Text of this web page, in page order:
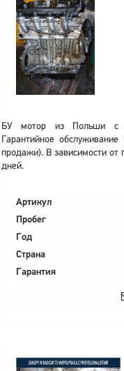
БУ мотор из Польши с
Гарантийное
продажи). В зависимости от
дней.
Артикул
Пробег
Год
Страна
Гарантия